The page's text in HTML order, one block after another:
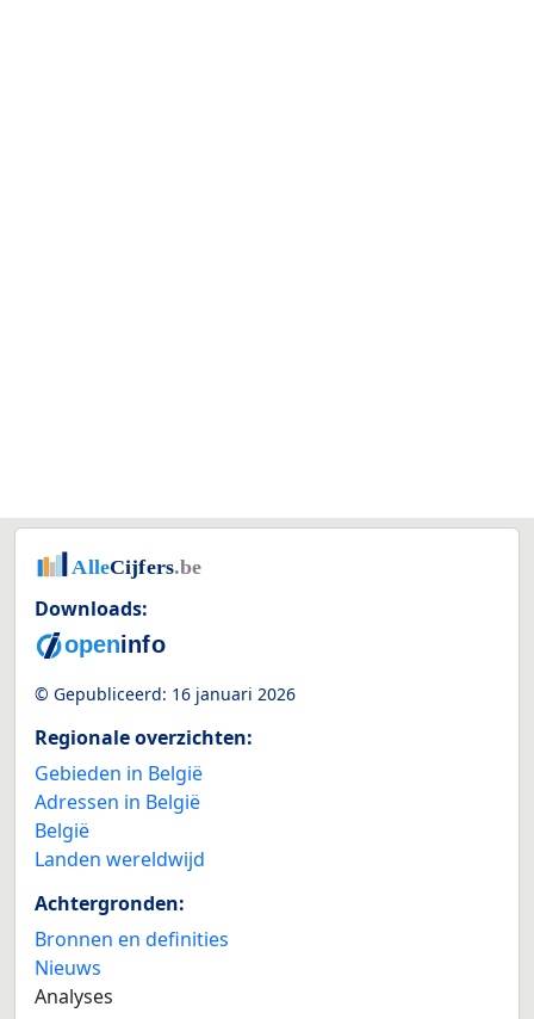
Downloads:
© Gepubliceerd: 16 januari 2026
Regionale overzichten:
Gebieden in België
Adressen in België
België
Landen wereldwijd
Achtergronden:
Bronnen en definities
Nieuws
Analyses